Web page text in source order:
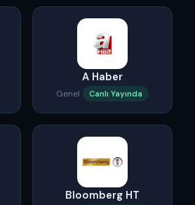
A Haber
Genel Canlı Yayında
Bloomberg HT